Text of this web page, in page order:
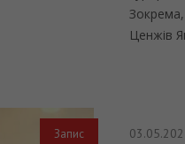
Зокрема,
Ценжів
Запис